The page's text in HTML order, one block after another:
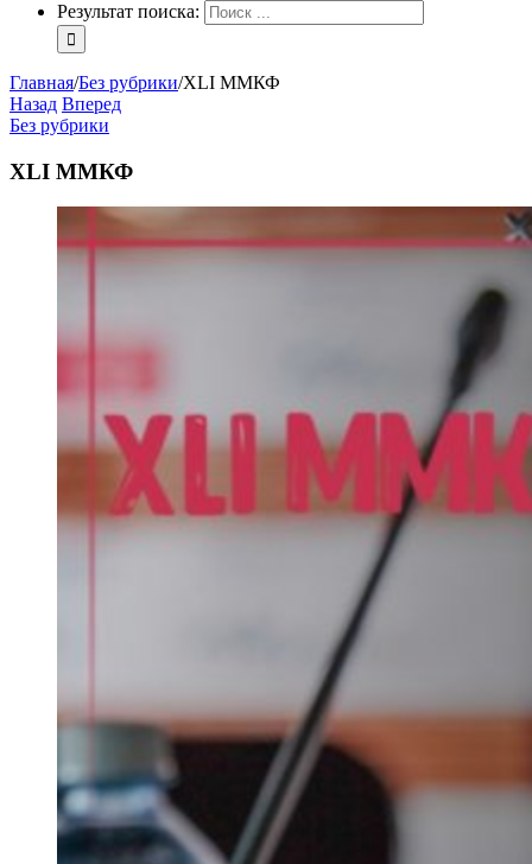
Результат поиска:
Главная/Без рубрики/XLI ММКФ
Назад Вперед
Без рубрики
XLI ММКФ